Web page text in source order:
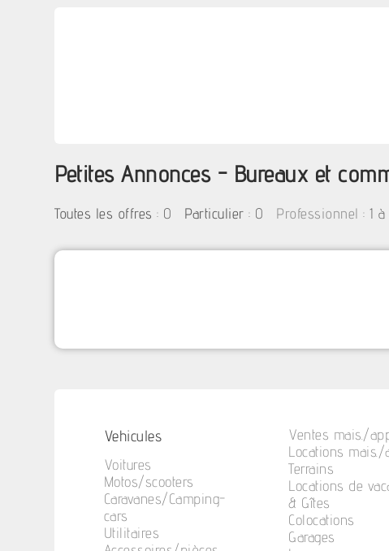
Petites Annonces - Bureaux et
Toutes les offres : 0 Particulier : 0 Professionnel : 1
Vehicules
Voitures
Motos/scooters
Caravanes/Camping-
cars
Utilitaires
Ventes mais./
Locations mais./
Terrains
Locations de
& Gîtes
Colocations
Garages